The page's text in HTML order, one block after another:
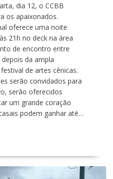
dia 12, o CCBB
os apaixonados.
oferece uma noite
21h no deck na área
de encontro entre
da ampla
de artes cênicas.
serão convidados para
serão oferecidos
um grande coração
podem ganhar até…